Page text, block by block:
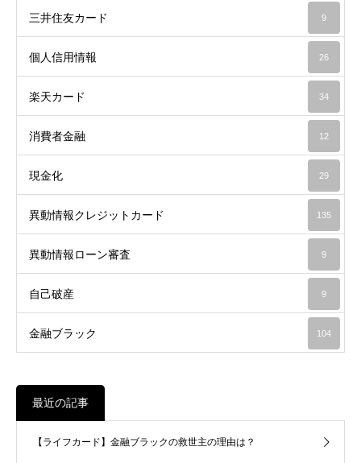
三井住友カード 9
個人信用情報 26
楽天カード 34
消費者金融 12
現金化 29
異動情報クレジットカード 135
異動情報ローン審査 9
自己破産 9
金融ブラック 104
最近の記事
【ライフカード】金融ブラックの救世主の理由は？